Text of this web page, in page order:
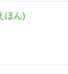
ほん)